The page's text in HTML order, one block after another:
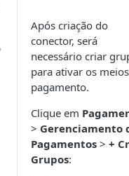
Após criação do
conector, será
necessário criar
para ativar os
pagamento.
Clique em
> Gerenciamento
Pagamentos > +
Grupos: